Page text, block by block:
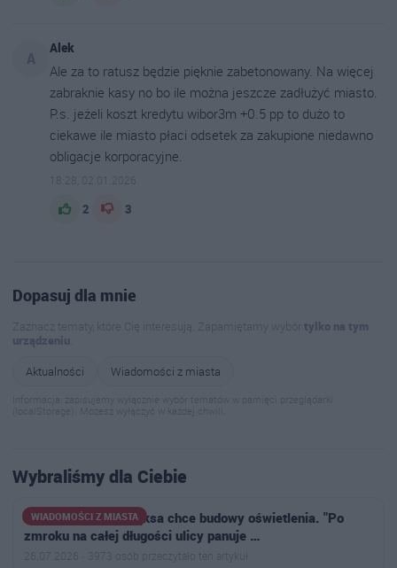
Alek
Ale za to ratusz będzie pięknie zabetonowany. Na więcej
zabraknie kasy no bo ile można jeszcze zadłużyć miasto.
P.s. jeżeli koszt kredytu wibor3m +0.5 pp to dużo to
ciekawe ile miasto płaci odsetek za zakupione niedawno
obligacje korporacyjne.
18:28, 02.01.2026
2 3
Dopasuj dla mnie
Zaznacz tematy, które Cię interesują. Zapamiętamy wybórtylko na tym
urządzeniu
Aktualności
Wiadomości z miasta
Informacja: zapisujemy wyłącznie wybór tematów w pamięci przeglądarki
(localStorage). Możesz wyłączyć w każdej chwili.
Wybraliśmy dla Ciebie
WIADOMOŚCI Z MIASTA
Radny Sebastian Pęksa chce budowy oświetlenia. "Po
zmroku na całej długości ulicy panuje …
26.07.2026 · 3973 osób przeczytało ten artykuł